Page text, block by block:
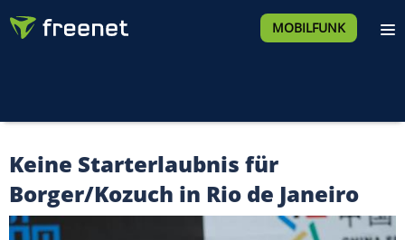
MOBILFUNK
Keine Starterlaubnis für
Borger/Kozuch in Rio de Janeiro